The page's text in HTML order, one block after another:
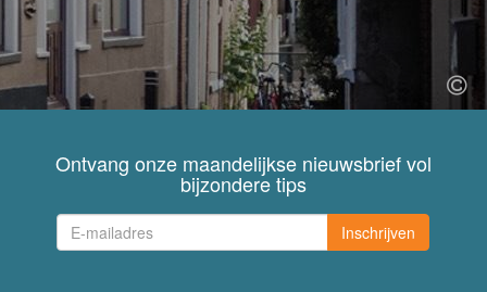
Ontvang onze maandelijkse nieuwsbrief vol
bijzondere tips
Inschrijven